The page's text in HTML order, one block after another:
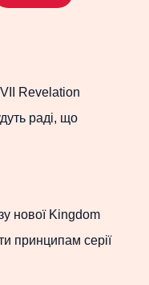
Revelation
раді, що
нової Kingdom
принципам серії